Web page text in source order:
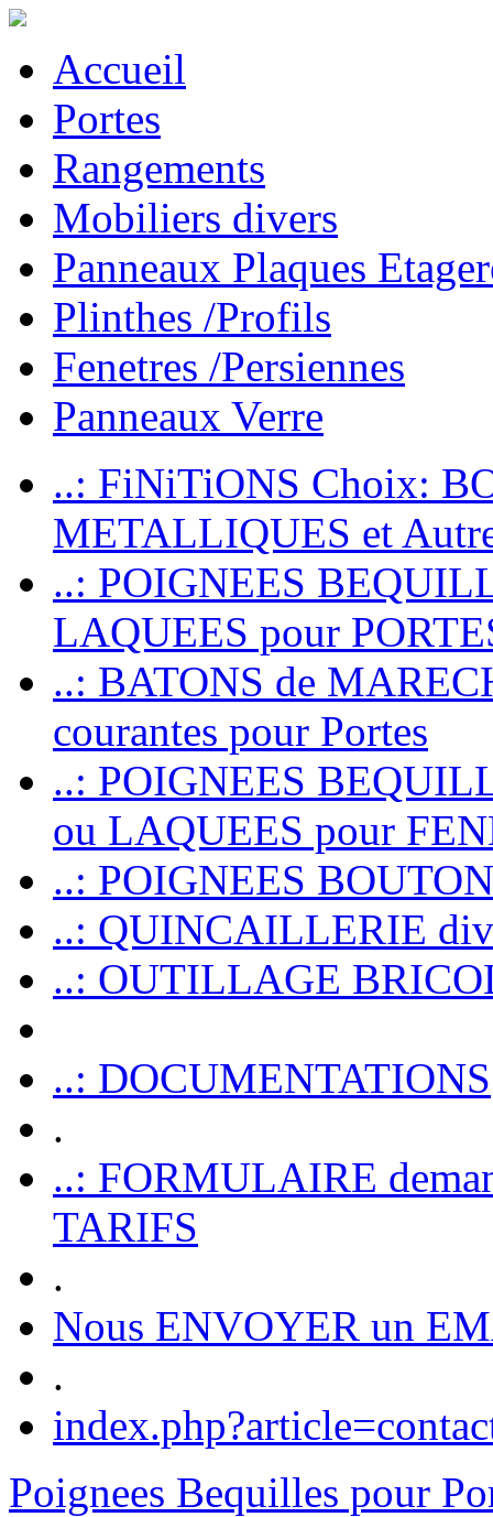
Accueil
Portes
Rangements
Mobiliers divers
Panneaux Plaques
Plinthes /Profils
Fenetres /Persiennes
Panneaux Verre
..: FiNiTiONS Choix:
METALLIQUES et
..: POIGNEES
LAQUEES pour
..: BATONS de
courantes pour Portes
..: POIGNEES
ou LAQUEES pour
..: POIGNEES
..: QUINCAILLERIE
..: OUTILLAGE
..: DOCUMENTATIONS
.
..: FORMULAIRE
TARIFS
.
Nous ENVOYER un
.
Poignees Bequilles pour